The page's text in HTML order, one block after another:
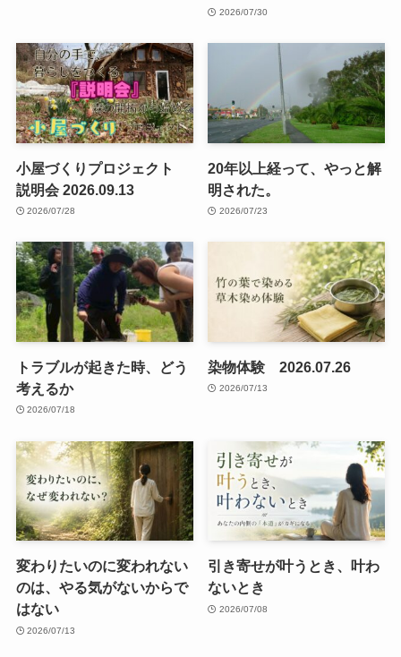
2026/07/30
小屋づくりプロジェクト
説明会 2026.09.13
2026/07/28
20年以上経って、やっと解
明された。
2026/07/23
トラブルが起きた時、どう
考えるか
2026/07/18
染物体験 2026.07.26
2026/07/13
変わりたいのに変われない
のは、やる気がないからで
はない
2026/07/13
引き寄せが叶うとき、叶わ
ないとき
2026/07/08